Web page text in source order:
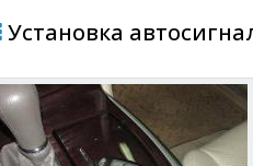
Установка